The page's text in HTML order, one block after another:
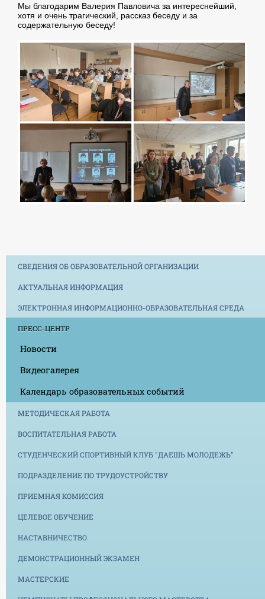
Мы благодарим Валерия Павловича за интереснейший,
хотя и очень трагический, рассказ беседу и за
содержательную беседу!
СВЕДЕНИЯ ОБ ОБРАЗОВАТЕЛЬНОЙ ОРГАНИЗАЦИИ
АКТУАЛЬНАЯ ИНФОРМАЦИЯ
ЭЛЕКТРОННАЯ ИНФОРМАЦИОННО-ОБРАЗОВАТЕЛЬНАЯ СРЕДА
ПРЕСС-ЦЕНТР
Новости
Видеогалерея
Календарь образовательных событий
МЕТОДИЧЕСКАЯ РАБОТА
ВОСПИТАТЕЛЬНАЯ РАБОТА
СТУДЕНЧЕСКИЙ СПОРТИВНЫЙ КЛУБ "ДАЕШЬ МОЛОДЕЖЬ"
ПОДРАЗДЕЛЕНИЕ ПО ТРУДОУСТРОЙСТВУ
ПРИЕМНАЯ КОМИССИЯ
ЦЕЛЕВОЕ ОБУЧЕНИЕ
НАСТАВНИЧЕСТВО
ДЕМОНСТРАЦИОННЫЙ ЭКЗАМЕН
МАСТЕРСКИЕ